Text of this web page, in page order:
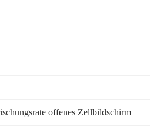
offenes Zellbildschirm